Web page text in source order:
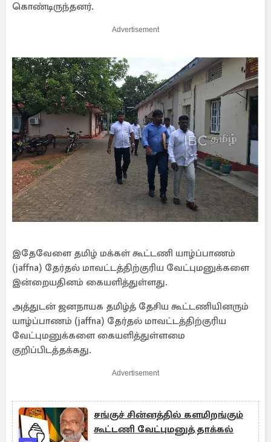
கொண்டிருந்தனர்.
Advertisement
இதேவேளை தமிழ் மக்கள் கூட்டணி யாழ்ப்பாணம்
(jaffna) தேர்தல் மாவட்டத்திற்குரிய வேட்புமனுக்களை
இன்றையதினம் கையளித்துள்ளது.
அத்துடன் ஜனநாயக தமிழ்த் தேசிய கூட்டணியினரும்
யாழ்ப்பாணம் (jaffna) தேர்தல் மாவட்டத்திற்குரிய
வேட்புமனுக்களை கையளித்துள்ளமை
குறிப்பிடத்தக்கது.
Advertisement
சங்குச் சின்னத்தில் களமிறங்கும்
கூட்டணி வேட்புமனுத் தாக்கல்